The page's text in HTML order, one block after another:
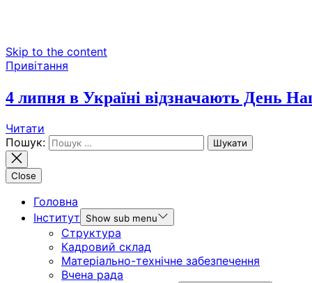
Skip to the content
Привітання
4 липня в Україні відзначають День
Читати
Пошук:
Close
Головна
Інститут
Show sub menu
Структура
Кадровий склад
Матеріально-технічне забезпечення
Вчена рада